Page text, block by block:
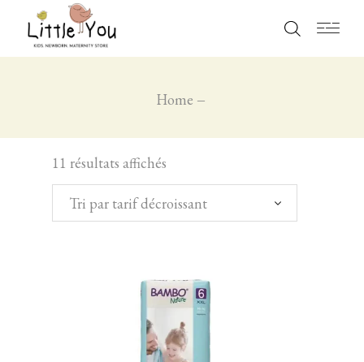
Home
11 résultats affichés
Tri par tarif décroissant